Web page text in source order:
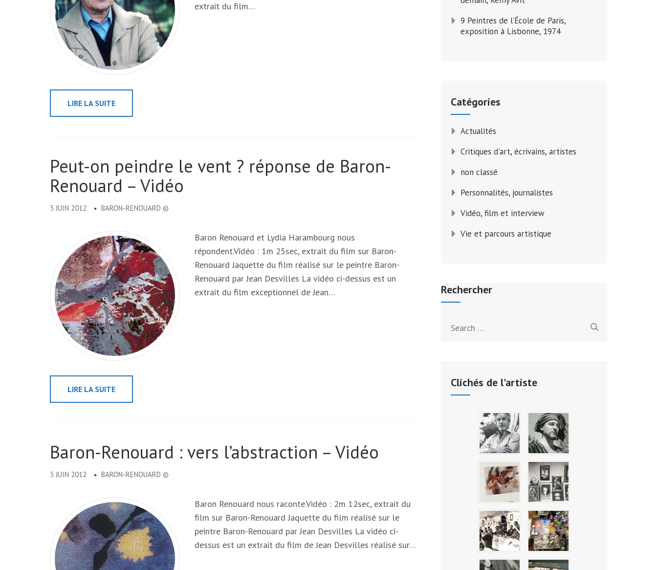
extrait du film…
LIRE LA SUITE
Peut-on peindre le vent ? réponse de Baron-
Renouard – Vidéo
3 JUIN 2012 BARON-RENOUARD ©
Baron Renouard et Lydia Harambourg nous
répondent.Vidéo : 1m 25sec, extrait du film sur Baron-
Renouard Jaquette du film réalisé sur le peintre Baron-
Renouard par Jean Desvilles La vidéo ci-dessus est un
extrait du film exceptionnel de Jean…
LIRE LA SUITE
Baron-Renouard : vers l’abstraction – Vidéo
3 JUIN 2012 BARON-RENOUARD ©
Baron Renouard nous raconte.Vidéo : 2m 12sec, extrait du
film sur Baron-Renouard Jaquette du film réalisé sur le
peintre Baron-Renouard par Jean Desvilles La vidéo ci-
dessus est un extrait du film de Jean Desvilles réalisé sur…
9 Peintres de l’École de Paris,
exposition à Lisbonne, 1974
Catégories
Actualités
Critiques d'art, écrivains, artistes
non classé
Personnalités, journalistes
Vidéo, film et interview
Vie et parcours artistique
Rechercher
for:
Clichés de l'artiste